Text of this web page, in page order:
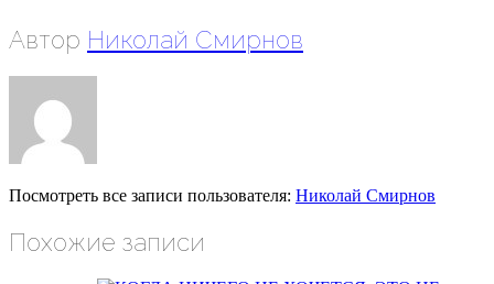
Автор Николай Смирнов
Посмотреть все записи пользователя: Николай Смирнов
Похожие записи